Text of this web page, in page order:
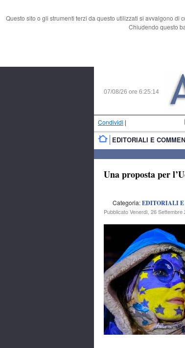
Questo sito o gli strumenti terzi da questo utilizzati si avvalgono
Chiudendo questo
07/08/26 ore 6:25:15
Condividi |
EDITORIALI E
Una proposta per
Categoria:EDITORIALI
Pubblicato Venerdì, 26 Settembre